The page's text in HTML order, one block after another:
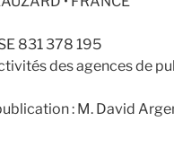
831 378 195
des agences de
: M. David